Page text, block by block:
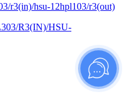
R3(IN)/HSU-